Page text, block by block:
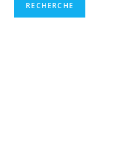
RECHERCHE